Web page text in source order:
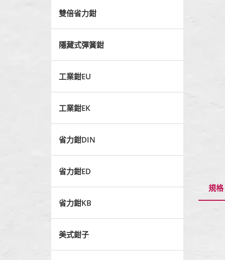
雙倍省力鉗
隱藏式彈簧鉗
工業鉗EU
工業鉗EK
省力鉗DIN
省力鉗ED
省力鉗KB
美式鉗子
規格